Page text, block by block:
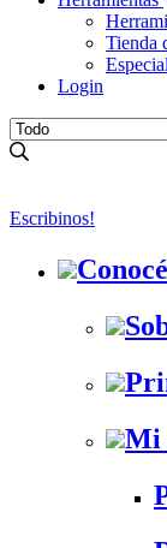
Tienda
Login
Escribinos!
Mi